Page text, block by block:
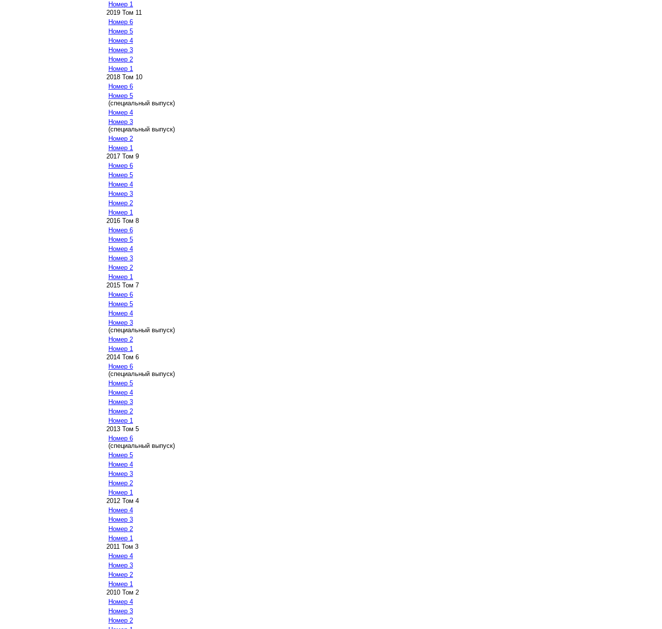
Номер 1
2019 Том 11
Номер 6
Номер 5
Номер 4
Номер 3
Номер 2
Номер 1
2018 Том 10
Номер 6
Номер 5
(специальный выпуск)
Номер 4
Номер 3
(специальный выпуск)
Номер 2
Номер 1
2017 Том 9
Номер 6
Номер 5
Номер 4
Номер 3
Номер 2
Номер 1
2016 Том 8
Номер 6
Номер 5
Номер 4
Номер 3
Номер 2
Номер 1
2015 Том 7
Номер 6
Номер 5
Номер 4
Номер 3
(специальный выпуск)
Номер 2
Номер 1
2014 Том 6
Номер 6
(специальный выпуск)
Номер 5
Номер 4
Номер 3
Номер 2
Номер 1
2013 Том 5
Номер 6
(специальный выпуск)
Номер 5
Номер 4
Номер 3
Номер 2
Номер 1
2012 Том 4
Номер 4
Номер 3
Номер 2
Номер 1
2011 Том 3
Номер 4
Номер 3
Номер 2
Номер 1
2010 Том 2
Номер 4
Номер 3
Номер 2